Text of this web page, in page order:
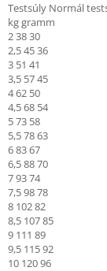
Testsúly Normál
kg gramm
2 38 30
2,5 45 36
3 51 41
3,5 57 45
4 62 50
4,5 68 54
5 73 58
5,5 78 63
6 83 67
6,5 88 70
7 93 74
7,5 98 78
8 102 82
8,5 107 85
9 111 89
9,5 115 92
10 120 96